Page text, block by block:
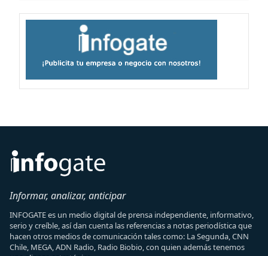
Informar, analizar, anticipar
INFOGATE es un medio digital de prensa independiente, informativo,
serio y creíble, así dan cuenta las referencias a notas periodística que
hacen otros medios de comunicación tales como: La Segunda, CNN
Chile, MEGA, ADN Radio, Radio Biobio, con quien además tenemos